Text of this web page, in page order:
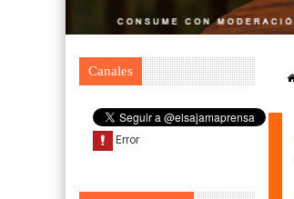
Canales